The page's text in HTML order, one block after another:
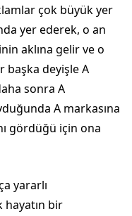
çok büyük yer
yer ederek, o an
aklına gelir ve o
başka deyişle A
sonra A
A markasına
gördüğü için ona
yararlı
hayatın bir